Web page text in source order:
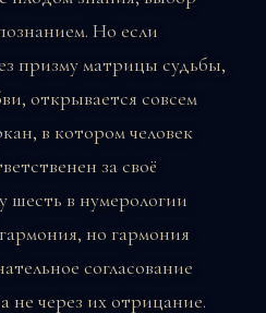
Но если
призму матрицы судьбы,
открывается совсем
в котором человек
за своё
шесть в нумерологии
но гармония
согласование
не через их отрицание.